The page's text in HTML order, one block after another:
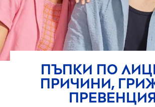
ПЪПКИ ПО
ПРИЧИНИ,